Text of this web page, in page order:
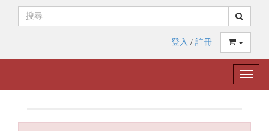
登入 / 註冊
Toggle